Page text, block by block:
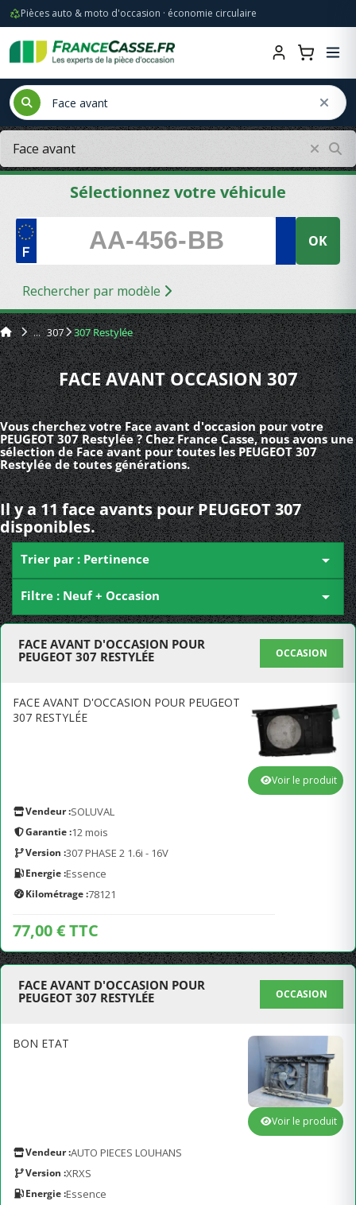
Pièces auto & moto d'occasion · économie circulaire
Sélectionnez votre véhicule
OK
Rechercher par modèle
307 307 Restylée
FACE AVANT OCCASION 307
Vous cherchez votre Face avant d'occasion pour votre
PEUGEOT 307 Restylée ? Chez France Casse, nous avons une
sélection de Face avant pour toutes les PEUGEOT 307
Restylée de toutes générations.
Il y a 11 face avants pour PEUGEOT 307
disponibles.
Trier par : Pertinence 
Filtre : Neuf + Occasion 
FACE AVANT D'OCCASION POUR
PEUGEOT 307 RESTYLÉE
OCCASION
FACE AVANT D'OCCASION POUR PEUGEOT
307 RESTYLÉE
Vendeur :SOLUVAL
Garantie :12 mois
Version :307 PHASE 2 1.6i - 16V
Energie :Essence
Kilométrage :78121
77,00 € TTC
Voir le produit
FACE AVANT D'OCCASION POUR
PEUGEOT 307 RESTYLÉE
OCCASION
BON ETAT
Vendeur :AUTO PIECES LOUHANS
Version :XRXS
Energie :Essence
Voir le produit